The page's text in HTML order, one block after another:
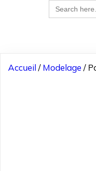
Search
for:
Accueil/Modelage /